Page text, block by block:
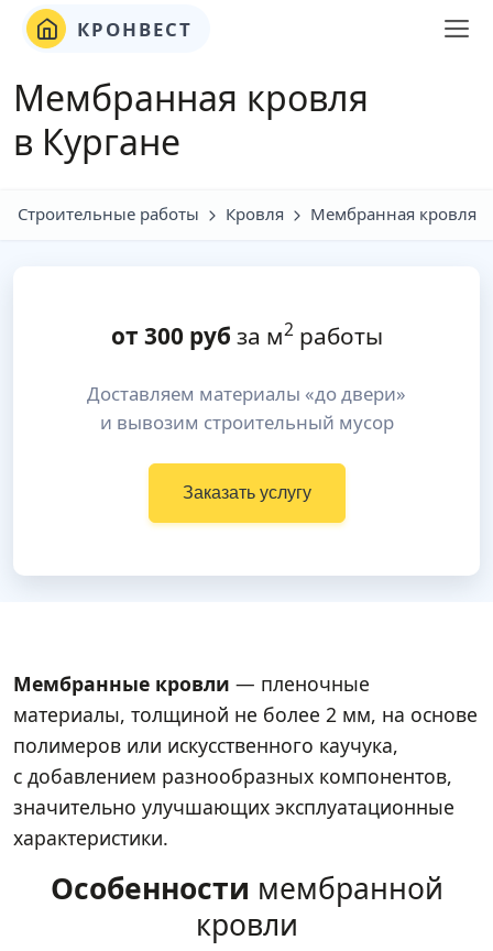
КРОНВЕСТ
Мембранная кровля
в Кургане
Строительные работы Кровля Мембранная кровля
от 300руб за м2работы
Доставляем материалы «до двери»
и вывозим строительный мусор
Заказать услугу
Мембранные кровли — пленочные
материалы, толщиной не более 2 мм, на основе
полимеров или искусственного каучука,
с добавлением разнообразных компонентов,
значительно улучшающих эксплуатационные
характеристики.
Особенности мембранной
кровли